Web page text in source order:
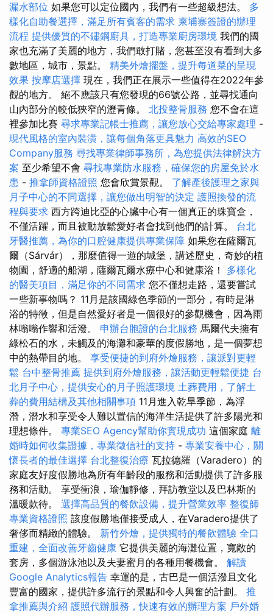
漏水部位 如果您可以定位國內，我們有一些超級想法。 多
樣化自助餐選擇，滿足所有賓客的需求 柬埔寨簽證的辦理
流程 提供優質的不鏽鋼廚具，打造專業廚房環境 我們的國
家也充滿了美麗的地方，我們敢打賭，您甚至沒有看到大多
數地區，城市，景點。 精美外燴擺盤，提升每道菜的呈現
效果 按摩店選擇 現在，我們正在展示一些值得在2022年參
觀的地方。 絕不應該只有您發現的66號公路，並尋找通向
山內部分的較低狹窄的瀝青條。 北投整骨服務 您不會在這
裡參加比賽 尋求專業記帳士推薦，讓您放心交給專家處理 -
現代風格的室內裝潢，讓每個角落更具魅力 高效的SEO
Company服務 尋找專業律師事務所，為您提供法律解決方
案 至少希望不會 尋找專業防水服務，確保您的房屋免於水
患 - 推拿師資格證照 您會欣賞景觀。 了解產後護理之家與
月子中心的不同選擇，讓您做出明智的決定 護照換發的流
程與要求 西方跨迪比亞的心臟中心有一個真正的珠寶盒，
不僅活躍，而且被動放鬆愛好者會找到他們的計算。 台北
牙醫推薦，為你的口腔健康提供專業保障 如果您在薩爾瓦
爾（Sárvár），那麼值得一遊的城堡，講述歷史，奇妙的植
物園，舒適的船湖，薩爾瓦爾水療中心和健康浴！ 多樣化
的醫美項目，滿足你的不同需求 您不僅想走路，還要嘗試
一些新事物嗎？ 11月是該國綠色季節的一部分，有時是淋
浴的特徵，但是自然愛好者是一個很好的參觀機會，因為雨
林嗡嗡作響和活潑。 申辦台胞證的台北服務 馬爾代夫擁有
綠松石的水，未觸及的海灘和豪華的度假勝地，是一個夢想
中的熱帶目的地。 享受便捷的到府外燴服務，讓派對更輕
鬆 台中整骨推薦 提供到府外燴服務，讓活動更輕鬆便捷 台
北月子中心，提供安心的月子照護環境 土葬費用，了解土
葬的費用結構及其他相關事項 11月進入乾旱季節，為浮
潛，潛水和享受令人難以置信的海洋生活提供了許多陽光和
理想條件。 專業SEO Agency幫助你實現成功 這個家庭 離
婚時如何收集證據，專業徵信社的支持 - 專業安養中心，關
懷長者的最佳選擇 台北整復治療 瓦拉德羅（Varadero）的
家庭友好度假勝地為所有年齡段的服務和活動提供了許多服
務和活動。 享受衝浪，瑜伽靜修，拜訪教堂以及巴林斯的
溫暖款待。 選擇高品質的餐飲設備，提升營業效率 整復師
專業資格證照 該度假勝地僅接受成人，在Varadero提供了
奢侈而精緻的體驗。 新竹外燴，提供獨特的餐飲體驗 全口
重建，全面改善牙齒健康 它提供美麗的海灘位置，寬敞的
套房，多個游泳池以及夫妻蜜月的各種用餐機會。 解讀
Google Analytics報告 幸運的是，古巴是一個活潑且文化
豐富的國家，提供許多流行的景點和令人興奮的計劃。 推
拿推薦與介紹 護照代辦服務，快速有效的辦理方案 戶外婚